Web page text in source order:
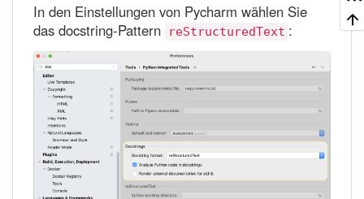
In den Einstellungen von Pycharm wählen Sie
das docstring-Pattern
reStructuredText :